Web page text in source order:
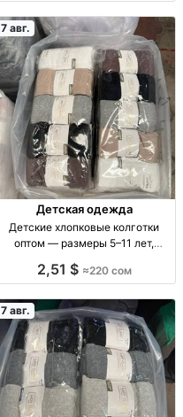
7 авг.
Детская одежда
Детские хлопковые колготки
оптом — размеры 5–11 лет,
колготки, р-р 5–7, 7–9, 9–11 лет,
2,51 $ ≈220 сом
7 авг.